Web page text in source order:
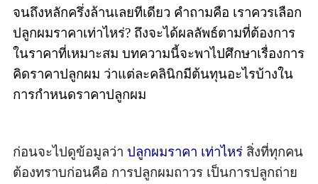
จนถึงหลักครึ่งล้านเลยทีเดียว คำถามคือ เราควรเลือก
ปลูกผมราคาเท่าไหร่? ถึงจะได้ผลลัพธ์ตามที่ต้องการ
ในราคาที่เหมาะสม บทความนี้จะพาไปศึกษาเรื่องการ
คิดราคาปลูกผม ว่าแต่ละคลินิกมีต้นทุนอะไรบ้างใน
การกำหนดราคาปลูกผม
ก่อนจะไปดูข้อมูลว่า ปลูกผมราคา เท่าไหร่ สิ่งที่ทุกคน
ต้องทราบก่อนคือ การปลูกผมถาวร เป็นการปลูกถ่าย